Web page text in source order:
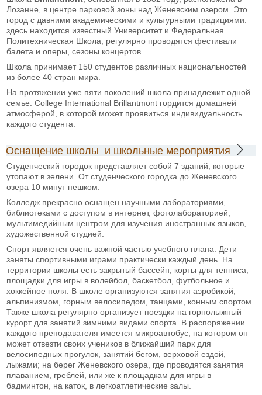
Лозанне, в центре парковой зоны над Женевским озером. Это
город с давними академическими и культурными традициями:
здесь находится известный Университет и Федеральная
Политехническая Школа, регулярно проводятся фестивали
балета и оперы, сезоны концертов.
Школа принимает 150 студентов различных национальностей
из более 40 стран мира.
На протяжении уже пяти поколений школа принадлежит одной
семье. College International Brillantmont гордится домашней
атмосферой, в которой может проявиться индивидуальность
каждого студента.
Оснащение школы и школьные мероприятия
Студенческий городок представляет собой 7 зданий, которые
утопают в зелени. От студенческого городка до Женевского
озера 10 минут пешком.
Колледж прекрасно оснащен научными лабораториями,
библиотеками с доступом в интернет, фотолабораторией,
мультимедийным центром для изучения иностранных языков,
художественной студией.
Спорт является очень важной частью учебного плана. Дети
заняты спортивными играми практически каждый день. На
территории школы есть закрытый бассейн, корты для тенниса,
площадки для игры в волейбол, баскетбол, футбольное и
хоккейное поля. В школе организуются занятия аэробикой,
альпинизмом, горным велосипедом, танцами, конным спортом.
Также школа регулярно организует поездки на горнолыжный
курорт для занятий зимними видами спорта. В распоряжении
каждого преподавателя имеется микроавтобус, на котором он
может отвезти своих учеников в ближайший парк для
велосипедных прогулок, занятий бегом, верховой ездой,
лыжами; на берег Женевского озера, где проводятся занятия
плаванием, греблей, или же к площадкам для игры в
бадминтон, на каток, в легкоатлетические залы.